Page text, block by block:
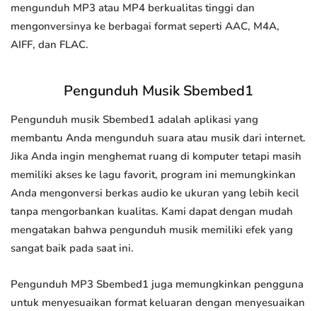
mengunduh MP3 atau MP4 berkualitas tinggi dan
mengonversinya ke berbagai format seperti AAC, M4A,
AIFF, dan FLAC.
Pengunduh Musik Sbembed1
Pengunduh musik Sbembed1 adalah aplikasi yang
membantu Anda mengunduh suara atau musik dari internet.
Jika Anda ingin menghemat ruang di komputer tetapi masih
memiliki akses ke lagu favorit, program ini memungkinkan
Anda mengonversi berkas audio ke ukuran yang lebih kecil
tanpa mengorbankan kualitas. Kami dapat dengan mudah
mengatakan bahwa pengunduh musik memiliki efek yang
sangat baik pada saat ini.
Pengunduh MP3 Sbembed1 juga memungkinkan pengguna
untuk menyesuaikan format keluaran dengan menyesuaikan